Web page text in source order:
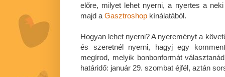
előre, milyet lehet nyerni, a nyertes a
majd a Gasztroshop kínálatából.
Hogyan lehet nyerni? A nyereményt a
és szeretnél nyerni, hagyj egy
megírod, melyik bonbonformát
határidő: január 29. szombat éjfél, aztán